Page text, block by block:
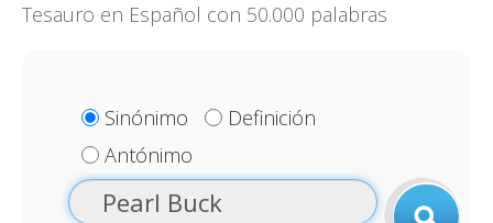
Tesauro en Español con 50.000 palabras
Sinónimo
Definición
Antónimo